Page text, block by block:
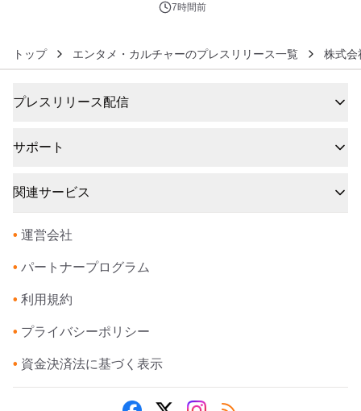
7時間前
トップ エンタメ・カルチャーのプレスリリース一覧 株式会
プレスリリース配信
サポート
関連サービス
• 運営会社
• パートナープログラム
• 利用規約
• プライバシーポリシー
• 資金決済法に基づく表示